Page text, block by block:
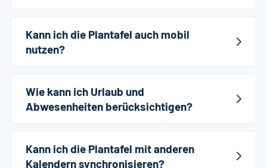
Kann ich die Plantafel auch mobil
nutzen?
Wie kann ich Urlaub und
Abwesenheiten berücksichtigen?
Kann ich die Plantafel mit anderen
Kalendern synchronisieren?